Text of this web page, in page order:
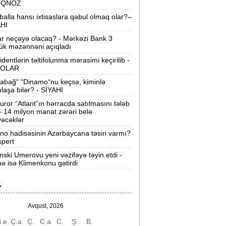
anbar tutumunun üçdə
itirib -
Breeze“də mənzil qiymətləri necə
-Qiymətlər
ticarət mərkəzində FACİƏ:liftin
düşüb öldü
kritik addım:Rusiya və
qarşı yeni plan
Şəhər Poliklinikasında tibbi
60-80 manata satılır? -
ən yüksək təhsil haqqı
David Seliverstov" Kazım
Abbasov çıxdı! -Bir dələduzla bağlı
hansı ixtisaslara qəbul olmaq olar?–
neçəyə olacaq? - Mərkəzi Bank 3
məzənnəni açıqladı
təltifolunma mərasimi keçirilib -
“Dinamo“nu keçsə, kiminlə
bilər? - SİYAHI
“Atlant”ın hərracda satılmasını tələb
14 milyon manat zərəri belə
hadisəsinin Azərbaycana təsiri varmı?
Umerovu yeni vəzifəyə təyin etdi -
isə Klimenkonu gətirdi
Avqust, 2026
Ç.a Ç. C.a C. Ş. B.